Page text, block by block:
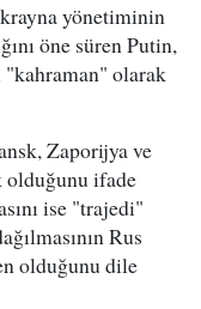
yönetiminin
öne süren Putin,
"kahraman" olarak
Zaporijya ve
ifade
ise "trajedi"
Rus
olduğunu dile